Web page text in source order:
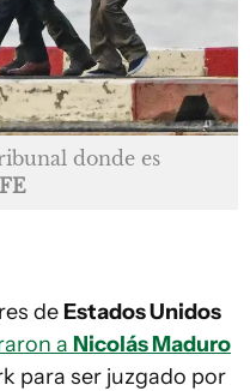
donde es
de Estados Unidos
a Nicolás Maduro
para ser juzgado por